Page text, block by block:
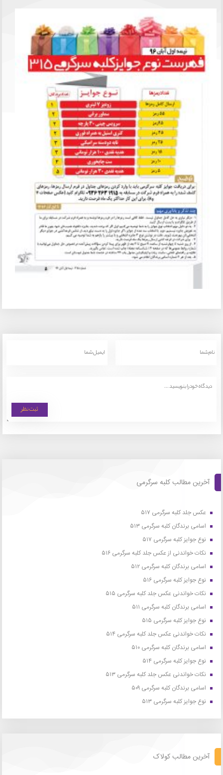
آخرین مطالب کلبه سرگرمی
عکس جلد کلبه سرگرمی ۵۱۷
اسامی برندگان کلبه سرگرمی ۵۱۳
نوع جوایز کلبه سرگرمی ۵۱۷
نکات خواندنی از عکس جلد کلبه سرگرمی ۵۱۶
اسامی برندگان کلبه سرگرمی ۵۱۲
نوع جوایز کلبه سرگرمی ۵۱۶
نکات خواندنی عکس جلد کلبه سرگرمی ۵۱۵
اسامی برندگان کلبه سرگرمی ۵۱۱
نوع جوایز کلبه سرگرمی ۵۱۵
نکات خواندنی عکس جلد کلبه سرگرمی ۵۱۴
اسامی برندگان کلبه سرگرمی ۵۱۰
نوع جوایز کلبه سرگرمی ۵۱۴
نکات خواندنی عکس جلد کلبه سرگرمی ۵۱۳
اسامی برندگان کلبه سرگرمی ۵۰۹
نوع جوایز کلبه سرگرمی ۵۱۳
آخرین مطالب کولاک